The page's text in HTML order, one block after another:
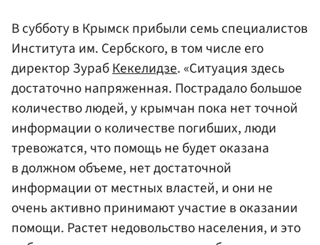
В субботу в Крымск прибыли семь специалистов
Института им. Сербского, в том числе его
директор ЗурабКекелидзе. «Ситуация здесь
достаточно напряженная. Пострадало большое
количество людей, у крымчан пока нет точной
информации о количестве погибших, люди
тревожатся, что помощь не будет оказана
в должном объеме, нет достаточной
информации от местных властей, и они не
очень активно принимают участие в оказании
помощи. Растет недовольство населения, и это